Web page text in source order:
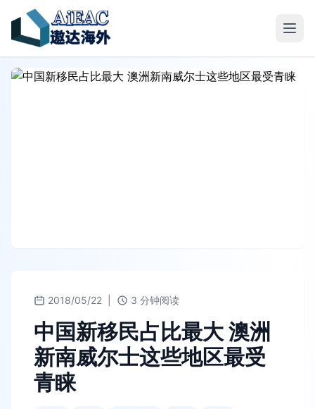
2018/05/22 3 分钟阅读
中国新移民占比最大 澳洲
新南威尔士这些地区最受
青睐